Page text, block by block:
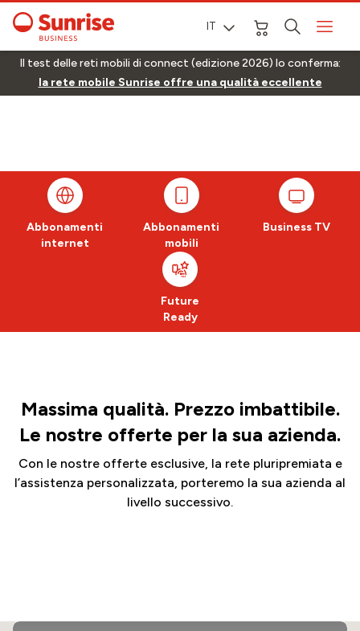
IT
Il test delle reti mobili di connect (edizione 2026) lo conferma:
la rete mobile Sunrise offre una qualità eccellente
Abbonamenti
internet
Abbonamenti
mobili
Business TV
Future
Ready
Massima qualità. Prezzo imbattibile.
Le nostre offerte per la sua azienda.
Con le nostre offerte esclusive, la rete pluripremiata e
l’assistenza personalizzata, porteremo la sua azienda al
livello successivo.